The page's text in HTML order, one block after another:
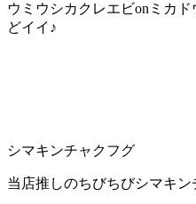
ウミウシカクレエビonミカ
どイイ♪
シマキンチャクフグ
当店推しのちびちびシマキン